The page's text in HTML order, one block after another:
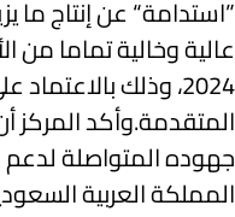
عالية وخالية تماما من
2024، وذلك
المتقدمة.وأكد المركز
جهوده المتواصلة لدعم
المملكة العربية